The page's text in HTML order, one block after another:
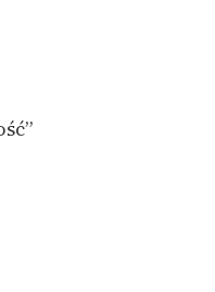
Poezji Wolnych Lektur